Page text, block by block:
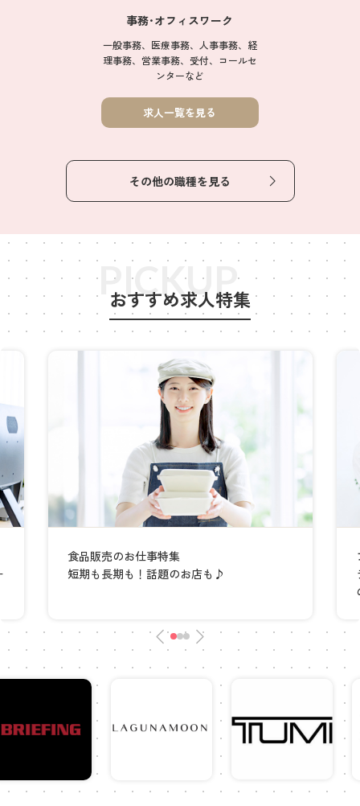
事務･オフィスワーク
一般事務、医療事務、人事事務、経
理事務、営業事務、受付、コールセ
ンターなど
求人一覧を見る
その他の職種を見る
PICKUP
おすすめ求人特集
食品販売のお仕事特集
短期も長期も！話題のお店も♪